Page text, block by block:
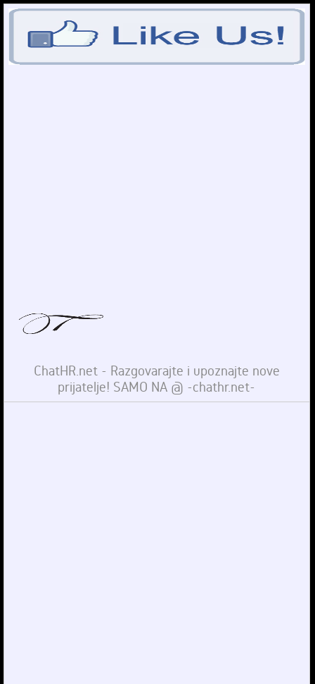
ChatHR.net - Razgovarajte i upoznajte nove
prijatelje! SAMO NA @ -chathr.net-